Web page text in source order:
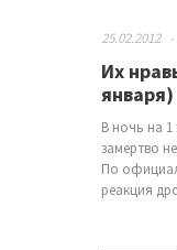
25.02.2012 -
Их
января)
В ночь на 1
замертво
По
реакция